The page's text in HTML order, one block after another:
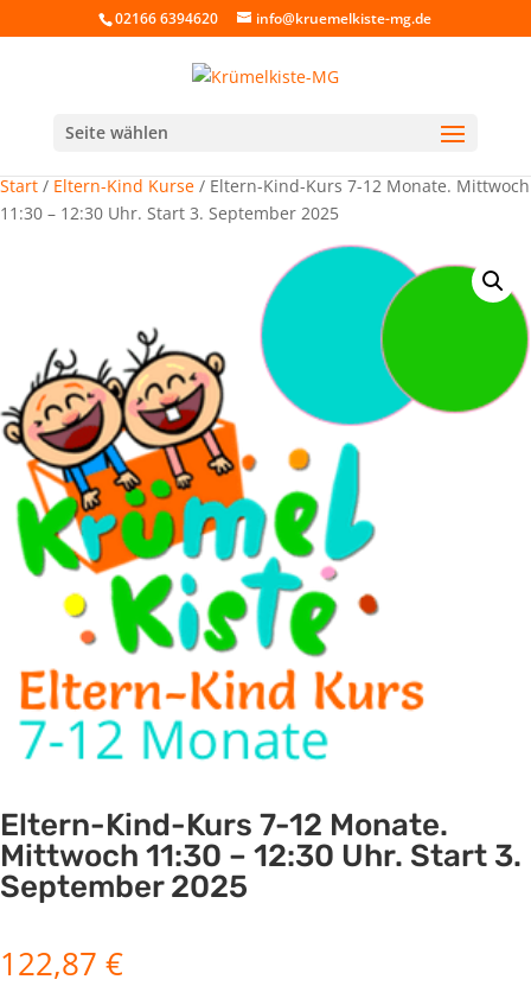
02166 6394620 info@kruemelkiste-mg.de
Seite wählen
Start / Eltern-Kind Kurse / Eltern-Kind-Kurs 7-12 Monate. Mittwoch
11:30 – 12:30 Uhr. Start 3. September 2025
Eltern-Kind-Kurs 7-12 Monate.
Mittwoch 11:30 – 12:30 Uhr. Start 3.
September 2025
122,87 €